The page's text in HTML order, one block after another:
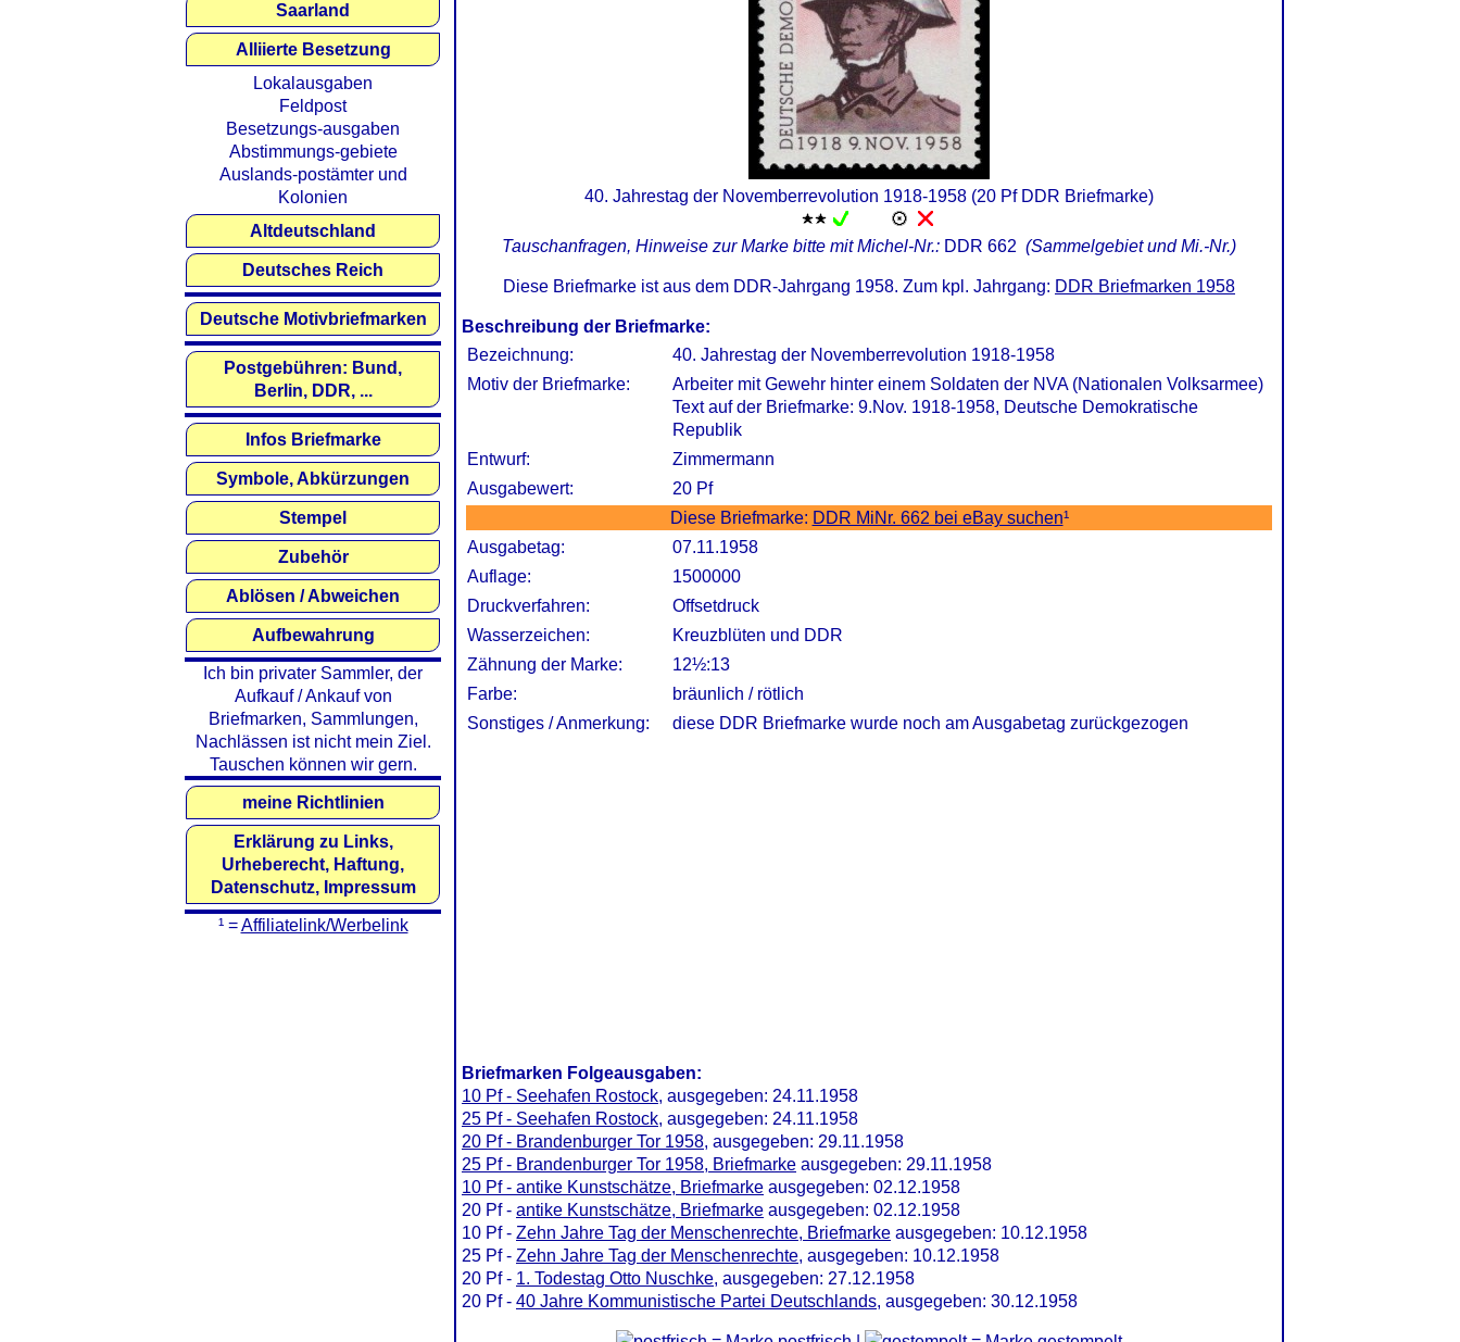
40. Jahrestag der Novemberrevolution 1918-1958 (20 Pf DDR Briefmarke)
Tauschanfragen, Hinweise zur Marke bitte mit Michel-Nr.: DDR 662 (Sammelgebiet und Mi.-Nr.)
Diese Briefmarke ist aus dem DDR-Jahrgang 1958. Zum kpl. Jahrgang: DDR Briefmarken 1958
Beschreibung der Briefmarke:
Bezeichnung:
40. Jahrestag der Novemberrevolution 1918-1958
Motiv der Briefmarke:
Arbeiter mit Gewehr hinter einem Soldaten der NVA (Nationalen Volksarmee)
Text auf der Briefmarke: 9.Nov. 1918-1958, Deutsche Demokratische
Republik
Entwurf:
Zimmermann
Ausgabewert:
20 Pf
Diese Briefmarke: DDR MiNr. 662 bei eBay suchen¹
Ausgabetag:
07.11.1958
Auflage:
1500000
Druckverfahren:
Offsetdruck
Wasserzeichen:
Kreuzblüten und DDR
Zähnung der Marke:
12½:13
Farbe:
bräunlich / rötlich
Sonstiges / Anmerkung:
diese DDR Briefmarke wurde noch am Ausgabetag zurückgezogen
Briefmarken Folgeausgaben:
10 Pf - Seehafen Rostock, ausgegeben: 24.11.1958
25 Pf - Seehafen Rostock, ausgegeben: 24.11.1958
20 Pf - Brandenburger Tor 1958, ausgegeben: 29.11.1958
25 Pf - Brandenburger Tor 1958, Briefmarke ausgegeben: 29.11.1958
10 Pf - antike Kunstschätze, Briefmarke ausgegeben: 02.12.1958
20 Pf - antike Kunstschätze, Briefmarke ausgegeben: 02.12.1958
10 Pf - Zehn Jahre Tag der Menschenrechte, Briefmarke ausgegeben: 10.12.1958
25 Pf - Zehn Jahre Tag der Menschenrechte, ausgegeben: 10.12.1958
20 Pf - 1. Todestag Otto Nuschke, ausgegeben: 27.12.1958
20 Pf - 40 Jahre Kommunistische Partei Deutschlands, ausgegeben: 30.12.1958
Saarland
Alliierte Besetzung
Lokalausgaben
Feldpost
Besetzungs-ausgaben
Abstimmungs-gebiete
Auslands-postämter und
Kolonien
Altdeutschland
Deutsches Reich
Deutsche Motivbriefmarken
Postgebühren: Bund,
Berlin, DDR, ...
Infos Briefmarke
Symbole, Abkürzungen
Stempel
Zubehör
Ablösen / Abweichen
Aufbewahrung
Ich bin privater Sammler, der
Aufkauf / Ankauf von
Briefmarken, Sammlungen,
Nachlässen ist nicht mein Ziel.
Tauschen können wir gern.
meine Richtlinien
Erklärung zu Links,
Urheberecht, Haftung,
Datenschutz, Impressum
¹ =Affiliatelink/Werbelink